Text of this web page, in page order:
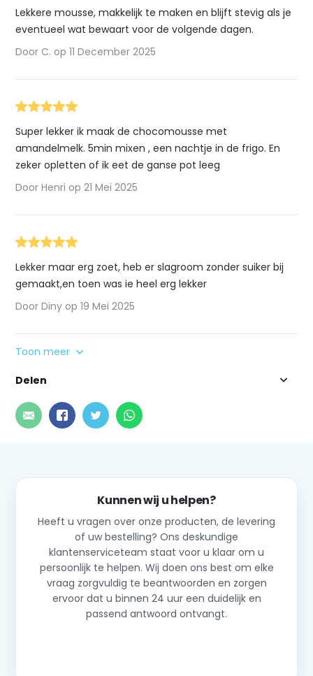
Lekkere mousse, makkelijk te maken en blijft stevig als je
eventueel wat bewaart voor de volgende dagen.
Door C. op 11 December 2025
Super lekker ik maak de chocomousse met
amandelmelk. 5min mixen , een nachtje in de frigo. En
zeker opletten of ik eet de ganse pot leeg
Door Henri op 21 Mei 2025
Lekker maar erg zoet, heb er slagroom zonder suiker bij
gemaakt,en toen was ie heel erg lekker
Door Diny op 19 Mei 2025
Toon meer
Delen
Kunnen wij u helpen?
Heeft u vragen over onze producten, de levering
of uw bestelling? Ons deskundige
klantenserviceteam staat voor u klaar om u
persoonlijk te helpen. Wij doen ons best om elke
vraag zorgvuldig te beantwoorden en zorgen
ervoor dat u binnen 24 uur een duidelijk en
passend antwoord ontvangt.